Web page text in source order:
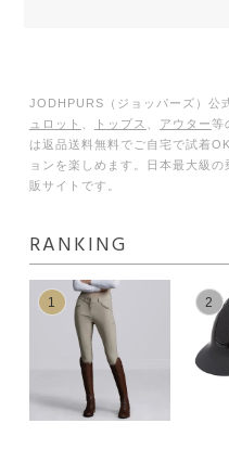
JODHPURS（ジョッパーズ）公
ュロット
トップス アウター等
は返品送料無料でご自宅で試着
ョンを楽しめます。日本最大級
販サイトです。
RANKING
1 2